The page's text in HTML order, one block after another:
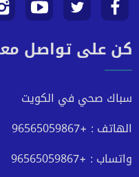
تابعنا
على
تابعنا
على
تابعنا
علىكن على تواصل
سباك صحي في الكويت
الهاتف : +96565059867
واتساب : +96565059867